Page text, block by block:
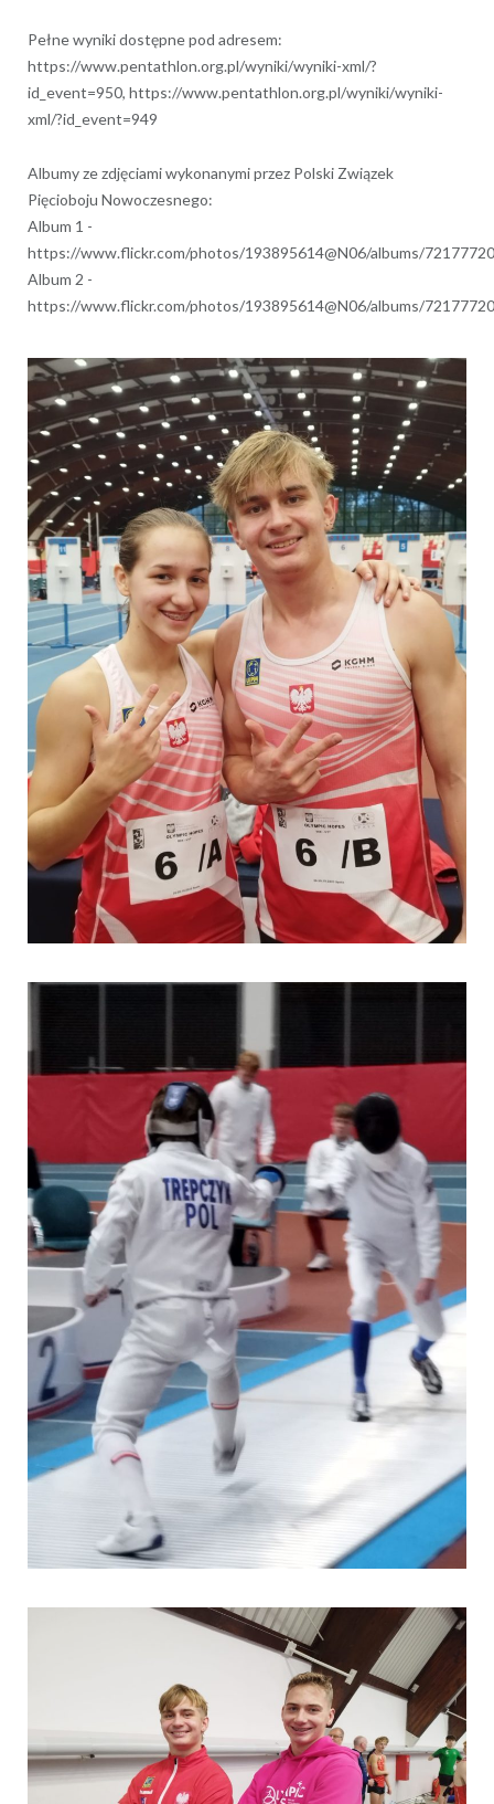
Pełne wyniki dostępne pod adresem:
https://www.pentathlon.org.pl/wyniki/wyniki-xml/?
id_event=950, https://www.pentathlon.org.pl/wyniki/wyniki-
xml/?id_event=949
Albumy ze zdjęciami wykonanymi przez Polski Związek
Pięcioboju Nowoczesnego:
Album 1 -
https://www.flickr.com/photos/193895614@N06/albums/
Album 2 -
https://www.flickr.com/photos/193895614@N06/albums/